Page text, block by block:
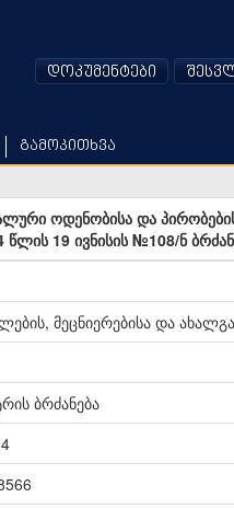
გამოკითხვა
დოკუმენტები
ოდენობისა და
19 ივნისის №108/ნ
მეცნიერებისა და
ბრძანება